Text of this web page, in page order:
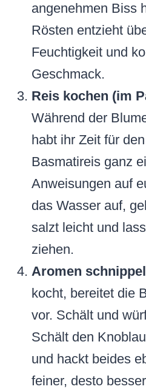
angenehmen Biss
Rösten entzieht
Feuchtigkeit und
Geschmack.
Reis kochen (im
Während der
habt ihr Zeit für
Basmatireis ganz
Anweisungen auf
das Wasser auf,
salzt leicht und
ziehen.
Aromen
kocht, bereitet die
vor. Schält und
Schält den
und hackt beides
feiner, desto